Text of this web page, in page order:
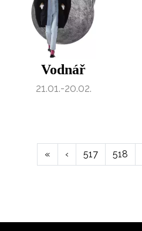
Vodnář
21.01.-20.02.
First
page
«
Předchozí
stránka
‹ Page
517 Page
518